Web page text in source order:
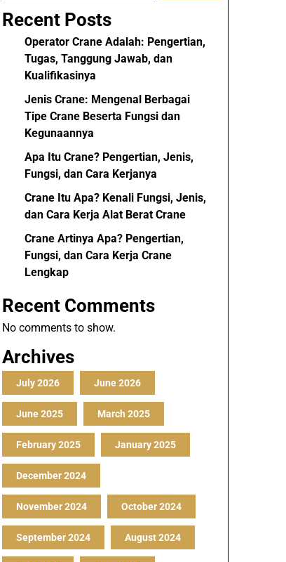
Recent Posts
Operator Crane Adalah: Pengertian,
Tugas, Tanggung Jawab, dan
Kualifikasinya
Jenis Crane: Mengenal Berbagai
Tipe Crane Beserta Fungsi dan
Kegunaannya
Apa Itu Crane? Pengertian, Jenis,
Fungsi, dan Cara Kerjanya
Crane Itu Apa? Kenali Fungsi, Jenis,
dan Cara Kerja Alat Berat Crane
Crane Artinya Apa? Pengertian,
Fungsi, dan Cara Kerja Crane
Lengkap
Recent Comments
No comments to show.
Archives
July 2026 June 2026
June 2025 March 2025
February 2025 January 2025
December 2024
November 2024 October 2024
September 2024 August 2024